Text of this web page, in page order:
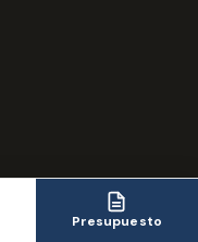
Presupuesto